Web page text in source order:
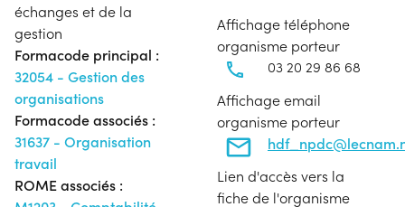
échanges et de la
gestion
Formacode principal :
32054 - Gestion des
organisations
Formacode associés :
31637 - Organisation
travail
ROME associés :
Affichage téléphone
organisme porteur
03 20 29 86 68
Affichage email
organisme porteur
Lien d'accès vers la
fiche de l'organisme